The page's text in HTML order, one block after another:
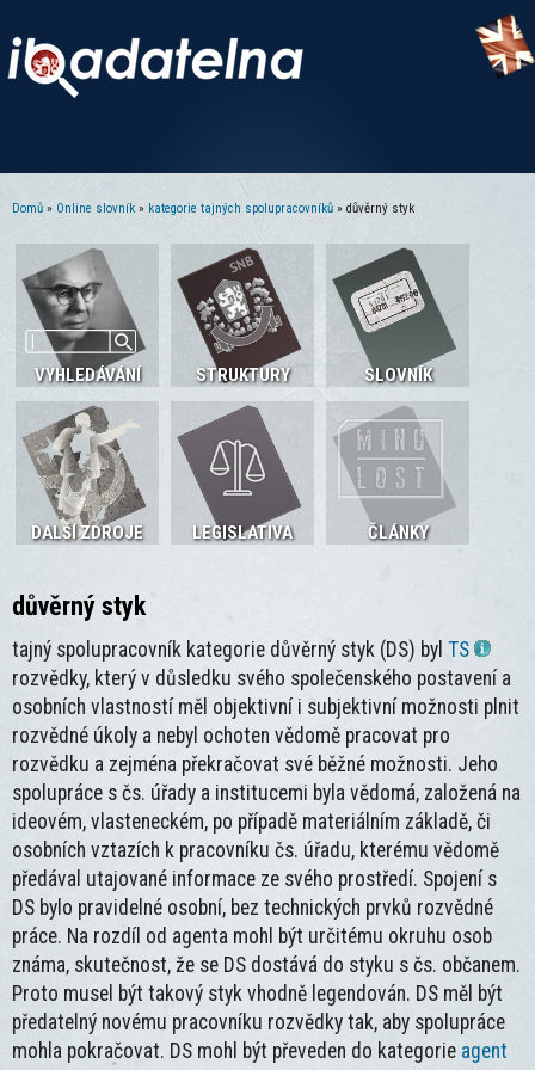
Domů » Online slovník » kategorie tajných spolupracovníků » důvěrný styk
VYHLEDÁVÁNÍ STRUKTURY SLOVNÍK
DALŠÍ ZDROJE LEGISLATIVA ČLÁNKY
důvěrný styk
tajný spolupracovník kategorie důvěrný styk (DS) byl TS
rozvědky, který v důsledku svého společenského postavení a
osobních vlastností měl objektivní i subjektivní možnosti plnit
rozvědné úkoly a nebyl ochoten vědomě pracovat pro
rozvědku a zejména překračovat své běžné možnosti. Jeho
spolupráce s čs. úřady a institucemi byla vědomá, založená na
ideovém, vlasteneckém, po případě materiálním základě, či
osobních vztazích k pracovníku čs. úřadu, kterému vědomě
předával utajované informace ze svého prostředí. Spojení s
DS bylo pravidelné osobní, bez technických prvků rozvědné
práce. Na rozdíl od agenta mohl být určitému okruhu osob
známa, skutečnost, že se DS dostává do styku s čs. občanem.
Proto musel být takový styk vhodně legendován. DS měl být
předatelný novému pracovníku rozvědky tak, aby spolupráce
mohla pokračovat. DS mohl být převeden do kategorie agent